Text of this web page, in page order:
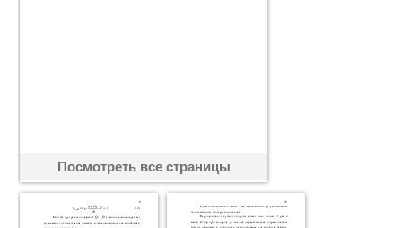
Посмотреть все страницы